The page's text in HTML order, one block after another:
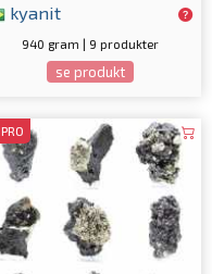
kyanit
940 gram | 9 produkter
se produkt
PRO